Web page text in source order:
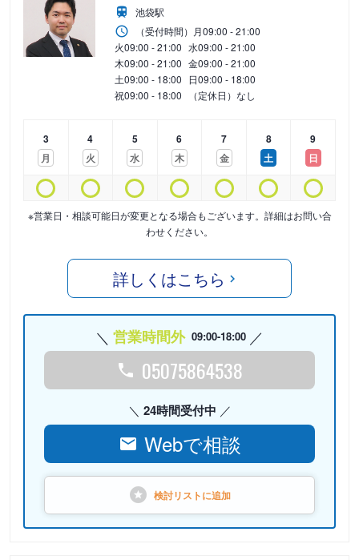
池袋駅
（受付時間） 月09:00 - 21:00
火09:00 - 21:00 水09:00 - 21:00
木09:00 - 21:00 金09:00 - 21:00
土09:00 - 18:00 日09:00 - 18:00
祝09:00 - 18:00 （定休日）なし
3
月
4
火
5
水
6
木
7
金
8
土
9
日
※営業日・相談可能日が変更となる場合もございます。詳細はお問い合
わせください。
詳しくはこちら
営業時間外 09:00-18:00
05075864538
24時間受付中
Webで相談
検討リストに追加